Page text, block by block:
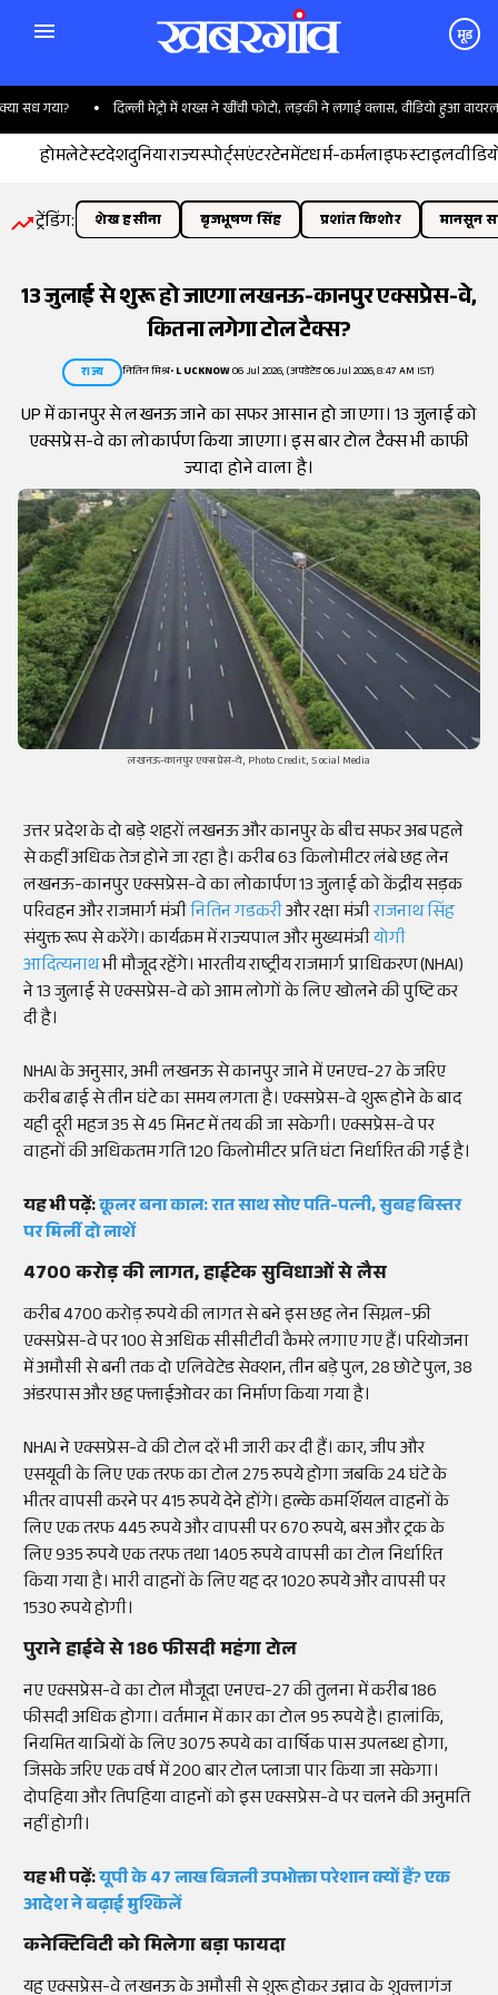
मूड
गया? दिल्ली मेट्रो में शख्स ने खींची फोटो, लड़की ने लगाई क्लास, वीडियो हुआ वायरल
होमलेटेस्टदेशदुनियाराज्यस्पोर्ट्सएंटरटेनमेंटधर्म-कर्मलाइफस्टाइल
ट्रेंडिंग: शेख हसीना बृजभूषण सिंह प्रशांत किशोर मानसून
13 जुलाई से शुरू हो जाएगा लखनऊ-कानपुर एक्सप्रेस-वे,
कितना लगेगा टोल टैक्स?
राज्य नितिन मिश्र•LUCKNOW06 Jul 2026, (अपडेटेड 06 Jul 2026, 8:47 AM IST)
UP में कानपुर से लखनऊ जाने का सफर आसान हो जाएगा। 13 जुलाई को
एक्सप्रेस-वे का लोकार्पण किया जाएगा। इस बार टोल टैक्स भी काफी
ज्यादा होने वाला है।
लखनऊ-कानपुर एक्सप्रेस-वे, Photo Credit, Social Media
उत्तर प्रदेश के दो बड़े शहरों लखनऊ और कानपुर के बीच सफर अब पहले
से कहीं अधिक तेज होने जा रहा है। करीब 63 किलोमीटर लंबे छह लेन
लखनऊ-कानपुर एक्सप्रेस-वे का लोकार्पण 13 जुलाई को केंद्रीय सड़क
परिवहन और राजमार्ग मंत्रीनितिन गडकरीऔर रक्षा मंत्रीराजनाथ सिंह
संयुक्त रूप से करेंगे। कार्यक्रम में राज्यपाल और मुख्यमंत्रीयोगी
आदित्यनाथभी मौजूद रहेंगे। भारतीय राष्ट्रीय राजमार्ग प्राधिकरण (NHAI)
ने 13 जुलाई से एक्सप्रेस-वे को आम लोगों के लिए खोलने की पुष्टि कर
दी है।
NHAI के अनुसार, अभी लखनऊ से कानपुर जाने में एनएच-27 के जरिए
करीब ढाई से तीन घंटे का समय लगता है। एक्सप्रेस-वे शुरू होने के बाद
यही दूरी महज 35 से 45 मिनट में तय की जा सकेगी। एक्सप्रेस-वे पर
वाहनों की अधिकतम गति 120 किलोमीटर प्रति घंटा निर्धारित की गई है।
यह भी पढ़ें:कूलर बना काल: रात साथ सोए पति-पत्नी, सुबह बिस्तर
पर मिलीं दो लाशें
4700 करोड़ की लागत, हाईटेक सुविधाओं से लैस
करीब 4700 करोड़ रुपये की लागत से बने इस छह लेन सिग्नल-फ्री
एक्सप्रेस-वे पर 100 से अधिक सीसीटीवी कैमरे लगाए गए हैं। परियोजना
में अमौसी से बनी तक दो एलिवेटेड सेक्शन, तीन बड़े पुल, 28 छोटे पुल, 38
अंडरपास और छह फ्लाईओवर का निर्माण किया गया है।
NHAI ने एक्सप्रेस-वे की टोल दरें भी जारी कर दी हैं। कार, जीप और
एसयूवी के लिए एक तरफ का टोल 275 रुपये होगा जबकि 24 घंटे के
भीतर वापसी करने पर 415 रुपये देने होंगे। हल्के कमर्शियल वाहनों के
लिए एक तरफ 445 रुपये और वापसी पर 670 रुपये, बस और ट्रक के
लिए 935 रुपये एक तरफ तथा 1405 रुपये वापसी का टोल निर्धारित
किया गया है। भारी वाहनों के लिए यह दर 1020 रुपये और वापसी पर
1530 रुपये होगी।
पुराने हाईवे से 186 फीसदी महंगा टोल
नए एक्सप्रेस-वे का टोल मौजूदा एनएच-27 की तुलना में करीब 186
फीसदी अधिक होगा। वर्तमान में कार का टोल 95 रुपये है। हालांकि,
नियमित यात्रियों के लिए 3075 रुपये का वार्षिक पास उपलब्ध होगा,
जिसके जरिए एक वर्ष में 200 बार टोल प्लाजा पार किया जा सकेगा।
दोपहिया और तिपहिया वाहनों को इस एक्सप्रेस-वे पर चलने की अनुमति
नहीं होगी।
यह भी पढ़ें:यूपी के 47 लाख बिजली उपभोक्ता परेशान क्यों हैं? एक
आदेश ने बढ़ाई मुश्किलें
कनेक्टिविटी को मिलेगा बड़ा फायदा